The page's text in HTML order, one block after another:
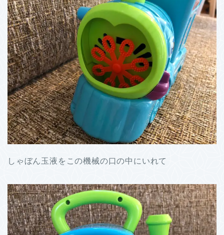
しゃぼん玉液をこの機械の口の中にいれて